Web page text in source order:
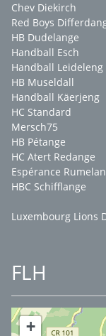
Chev Diekirch
Red Boys
HB Dudelange
Handball Esch
Handball Leideleng
HB Museldall
Handball Käerjeng
HC Standard
Mersch75
HB Pétange
HC Atert Redange
Espérance
HBC Schifflange
Luxembourg Lions
FLH
+